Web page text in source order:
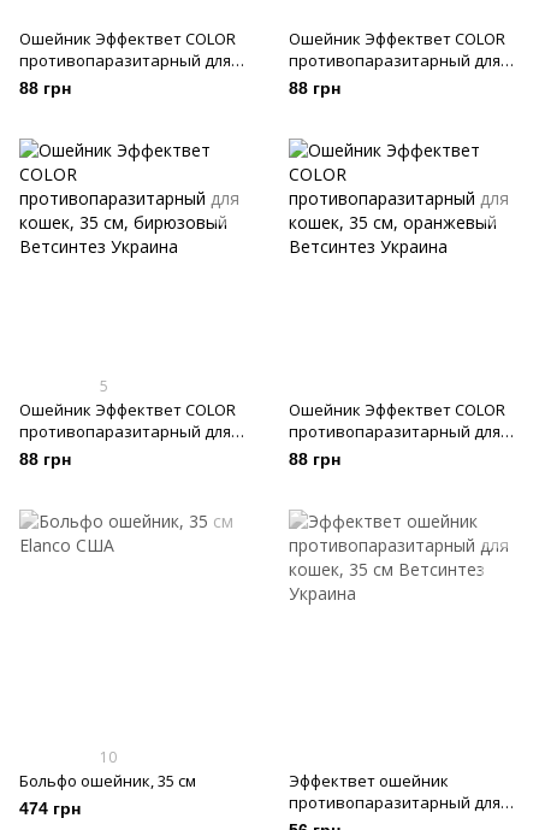
Ошейник Эффектвет COLOR
противопаразитарный для
кошек, 35 см, серый
88 грн
Ошейник Эффектвет COLOR
противопаразитарный для
кошек, 35 см, зеленый
88 грн
5
Ошейник Эффектвет COLOR
противопаразитарный для
кошек, 35 см, бирюзовый
88 грн
Ошейник Эффектвет COLOR
противопаразитарный для
кошек, 35 см, оранжевый
88 грн
10
Больфо ошейник, 35 см
474 грн
Эффектвет ошейник
противопаразитарный для
кошек, 35 см